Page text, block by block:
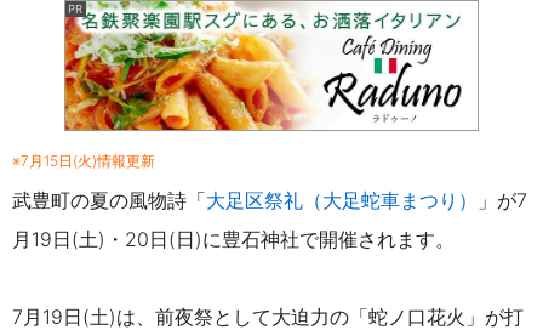
※7月15日(火)情報更新
武豊町の夏の風物詩「大足区祭礼（大足蛇車まつり）
」が7
月19日(土)・20日(日)に豊石神社で開催されます。
7月19日(土)は、前夜祭として大迫力の「蛇ノ口花火」が打